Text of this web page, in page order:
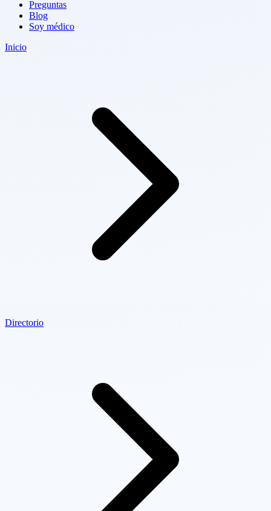
Preguntas
Blog
Soy médico
Inicio
Directorio